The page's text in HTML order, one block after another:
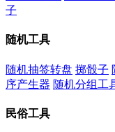
子
随机工具
随机抽签转盘 掷骰子
序产生器 随机分组工
民俗工具